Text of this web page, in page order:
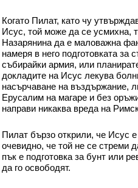
Когато Пилат, като чу
Исус, той може да се усмихна,
Назарянина да е маловажна
намеря в него подготовката за
събирайки армия, или
докладите на Исус лекува
насърчаване на въздържание,
Ерусалим на магаре и без
направи никаква вреда на
Пилат бързо открили, че Исус
очевидно, че той не се стреми
пък е подготовка за бунт или
да го освободят.